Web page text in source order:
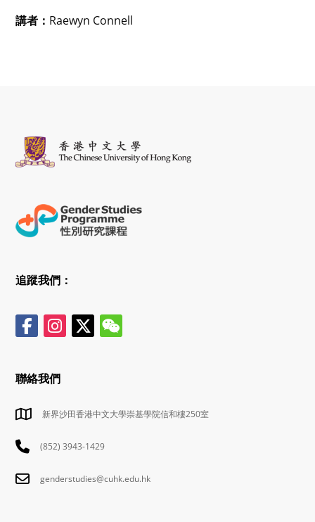
講者： Raewyn Connell
追蹤我們：
聯絡我們
新界沙田香港中文大學崇基學院信和樓250室
(852) 3943-1429
genderstudies@cuhk.edu.hk